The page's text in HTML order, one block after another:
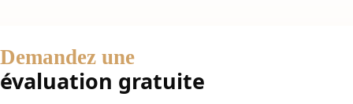
Demandez une
évaluation gratuite